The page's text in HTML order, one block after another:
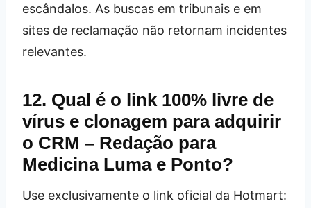
escândalos. As buscas em tribunais e em
sites de reclamação não retornam incidentes
relevantes.
12. Qual é o link 100% livre de
vírus e clonagem para adquirir
o CRM – Redação para
Medicina Luma e Ponto?
Use exclusivamente o link oficial da Hotmart: